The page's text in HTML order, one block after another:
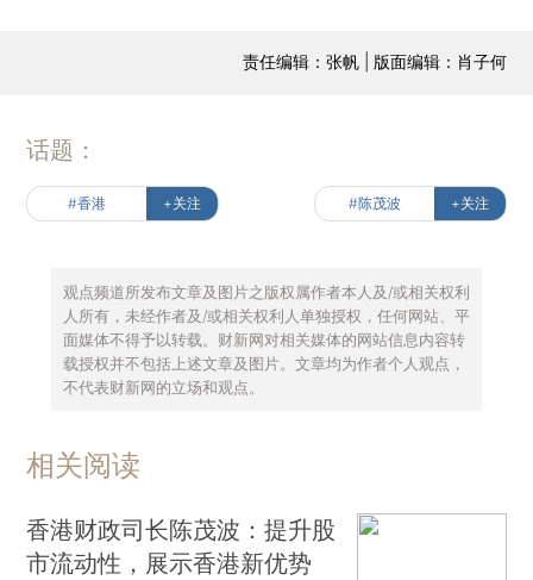
责任编辑：张帆 | 版面编辑：肖子何
话题：
#香港 +关注 #陈茂波 +关注
观点频道所发布文章及图片之版权属作者本人及/或相关权利
人所有，未经作者及/或相关权利人单独授权，任何网站、平
面媒体不得予以转载。财新网对相关媒体的网站信息内容转
载授权并不包括上述文章及图片。文章均为作者个人观点，
不代表财新网的立场和观点。
相关阅读
香港财政司长陈茂波：提升股
市流动性，展示香港新优势